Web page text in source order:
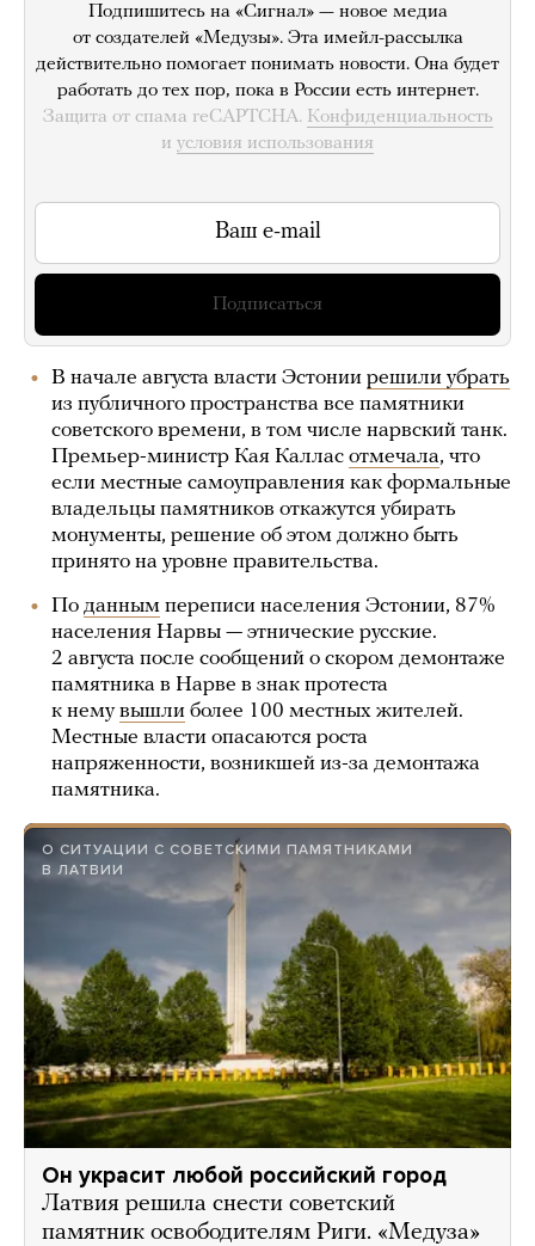
Подпишитесь на «Сигнал» — новое медиа
от создателей «Медузы». Эта имейл-рассылка
действительно помогает понимать новости. Она будет
работать до тех пор, пока в России есть интернет.
Защита от спама reCAPTCHA. Конфиденциальность
и условия использования
Подписаться
В начале августа власти Эстонии решили убрать
из публичного пространства все памятники
советского времени, в том числе нарвский танк.
Премьер-министр Кая Каллас отмечала, что
если местные самоуправления как формальные
владельцы памятников откажутся убирать
монументы, решение об этом должно быть
принято на уровне правительства.
По данным переписи населения Эстонии, 87%
населения Нарвы — этнические русские.
2 августа после сообщений о скором демонтаже
памятника в Нарве в знак протеста
к немувышли более 100 местных жителей.
Местные власти опасаются роста
напряженности, возникшей из-за демонтажа
памятника.
О СИТУАЦИИ С СОВЕТСКИМИ ПАМЯТНИКАМИ
В ЛАТВИИ
Он украсит любой российский город
Латвия решила снести советский
памятник освободителям Риги. «Медуза»